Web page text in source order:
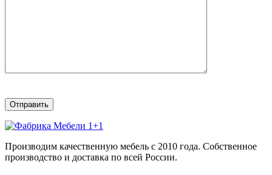
Производим качественную мебель с 2010 года. Собственное
производство и доставка по всей России.